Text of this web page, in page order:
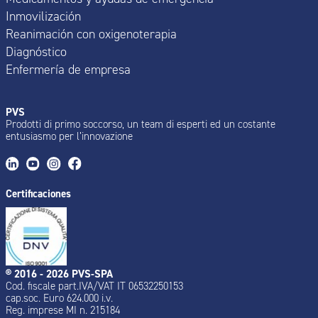
Inmovilización
Reanimación con oxigenoterapia
Diagnóstico
Enfermería de empresa
PVS
Prodotti di primo soccorso, un team di esperti ed un costante
entusiasmo per l’innovazione
Certificaciones
® 2016 - 2026 PVS-SPA
Cod. fiscale part.IVA/VAT IT 06532250153
cap.soc. Euro 624.000 i.v.
Reg. imprese MI n. 215184